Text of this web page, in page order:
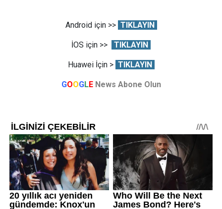
Android için >> TIKLAYIN
İOS için >> TIKLAYIN
Huawei İçin > TIKLAYIN
GOOGLE News Abone Olun